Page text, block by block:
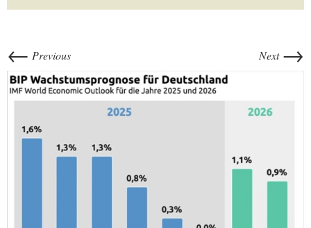
← Previous Next →